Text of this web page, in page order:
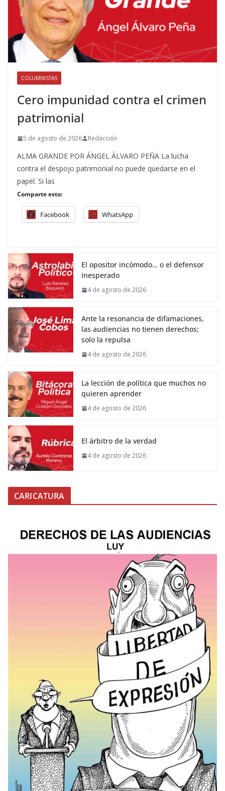
COLUMNISTAS
Cero impunidad contra el crimen
patrimonial
5 de agosto de 2026 Redacción
ALMA GRANDE POR ÁNGEL ÁLVARO PEÑA La lucha
contra el despojo patrimonial no puede quedarse en el
papel. Si las
Comparte esto:
Facebook WhatsApp
El opositor incómodo… o el defensor
inesperado
4 de agosto de 2026
Ante la resonancia de difamaciones,
las audiencias no tienen derechos;
solo la repulsa
4 de agosto de 2026
La lección de política que muchos no
quieren aprender
4 de agosto de 2026
El árbitro de la verdad
4 de agosto de 2026
CARICATURA